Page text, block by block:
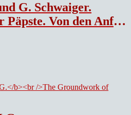
G. Schwaiger.
den Anfängen bis zur Gegenwart.